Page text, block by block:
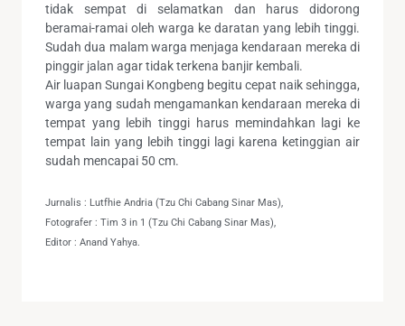
tidak sempat di selamatkan dan harus didorong
beramai-ramai oleh warga ke daratan yang lebih tinggi.
Sudah dua malam warga menjaga kendaraan mereka di
pinggir jalan agar tidak terkena banjir kembali.
Air luapan Sungai Kongbeng begitu cepat naik sehingga,
warga yang sudah mengamankan kendaraan mereka di
tempat yang lebih tinggi harus memindahkan lagi ke
tempat lain yang lebih tinggi lagi karena ketinggian air
sudah mencapai 50 cm.
Jurnalis : Lutfhie Andria (Tzu Chi Cabang Sinar Mas),
Fotografer : Tim 3 in 1 (Tzu Chi Cabang Sinar Mas),
Editor : Anand Yahya.